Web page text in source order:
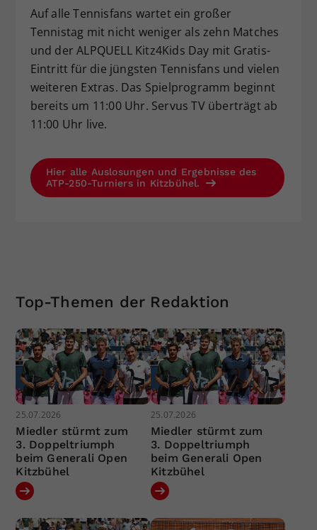
Auf alle Tennisfans wartet ein großer
Tennistag mit nicht weniger als zehn Matches
und der ALPQUELL Kitz4Kids Day mit Gratis-
Eintritt für die jüngsten Tennisfans und vielen
weiteren Extras. Das Spielprogramm beginnt
bereits um 11:00 Uhr. Servus TV überträgt ab
11:00 Uhr live.
Hier alle Auslosungen und Ergebnisse des
ATP-250-Turniers in Kitzbühel.
Top-Themen der Redaktion
25.07.2026
Miedler stürmt zum
3. Doppeltriumph
beim Generali Open
Kitzbühel
25.07.2026
Miedler stürmt zum
3. Doppeltriumph
beim Generali Open
Kitzbühel